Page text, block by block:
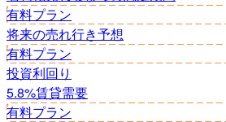
有料プラン
将来の売れ行き予想
有料プラン
投資利回り
5.8%賃貸需要
有料プラン